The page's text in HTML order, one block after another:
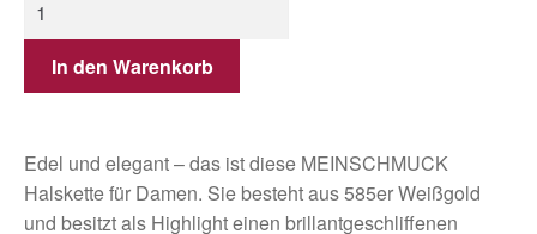
In den Warenkorb
Edel und elegant – das ist diese MEINSCHMUCK
Halskette für Damen. Sie besteht aus 585er Weißgold
und besitzt als Highlight einen brillantgeschliffenen